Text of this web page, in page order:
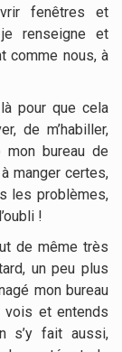
fenêtres et
renseigne et
comme nous, à
pour que cela
de m’habiller,
mon bureau de
manger certes,
les problèmes,
!
de même très
un peu plus
mon bureau
vois et entends
s’y fait aussi,